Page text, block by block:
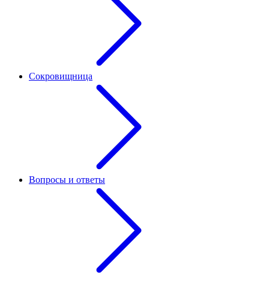
Сокровищница
Вопросы и ответы